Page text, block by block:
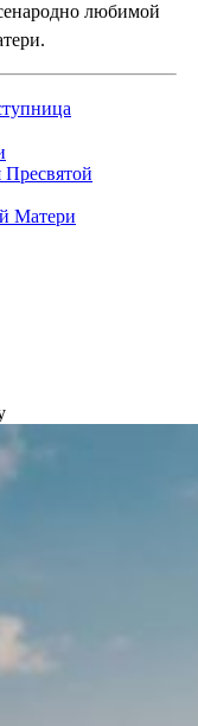
любимой
Пресвятой
Матери